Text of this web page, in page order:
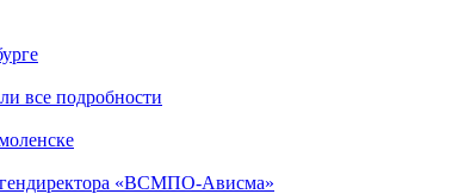
все подробности
гендиректора «ВСМПО-Ависма»